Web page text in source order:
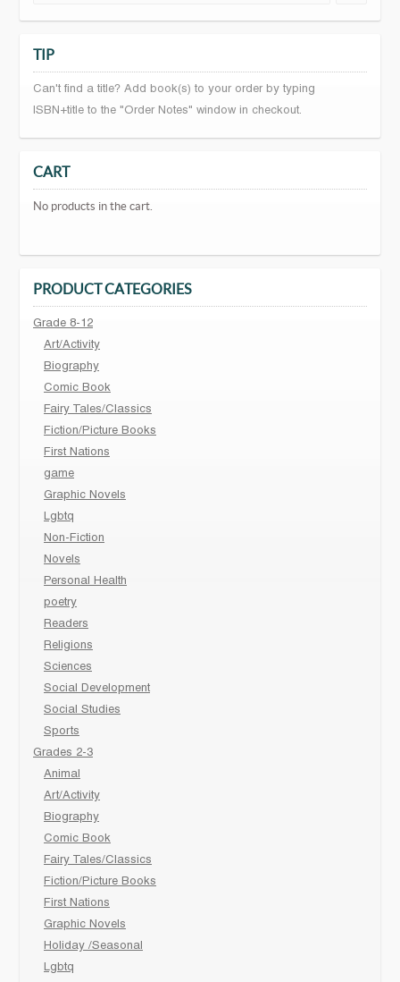
TIP
Can't find a title? Add book(s) to your order by typing
ISBN+title to the "Order Notes" window in checkout.
CART
No products in the cart.
PRODUCT CATEGORIES
Grade 8-12
Art/Activity
Biography
Comic Book
Fairy Tales/Classics
Fiction/Picture Books
First Nations
game
Graphic Novels
Lgbtq
Non-Fiction
Novels
Personal Health
poetry
Readers
Religions
Sciences
Social Development
Social Studies
Sports
Grades 2-3
Animal
Art/Activity
Biography
Comic Book
Fairy Tales/Classics
Fiction/Picture Books
First Nations
Graphic Novels
Holiday /Seasonal
Lgbtq